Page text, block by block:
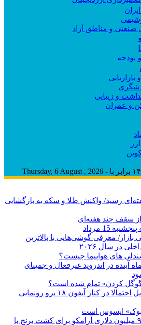
و مناطق آزاد
بودجه
بازاریابی
و زیبایی
و عمران
رسید/ واکنش طلا و سکه به بازگشایی
از سقف چند هفته‌ای
15 مرداد
ترابایتی بازار/ معرفی گوشی‌هایی با بالاترین
در سال ۲۰۲۶
های هواپیما چیست؟
آینده در اندروید غیرفعال و جمینای
«گوگل کردن» تمام شده است؟
ایرپاد دوربین‌دار اپل احتمالا در کنار آیفون ۱۸ پرو رونمایی
ایسوس است
سرمایه‌گذاری ۹.۵ میلیون دلاری آرامکو برای کشت برنج با